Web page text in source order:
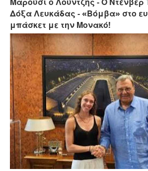
Δόξα Λευκάδας - «Βόμβα» στο
μπάσκετ με την Μονακό!